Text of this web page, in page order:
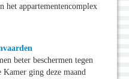
het appartementencomplex
beter beschermen tegen
Kamer ging deze maand